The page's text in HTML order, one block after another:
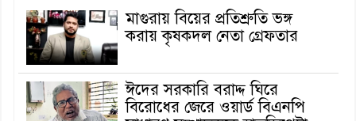
মাগুরায় বিয়ের প্রতিশ্রুতি ভঙ্গ
করায় কৃষকদল নেতা গ্রেফতার
ঈদের সরকারি বরাদ্দ ঘিরে
বিরোধের জেরে ওয়ার্ড বিএনপি